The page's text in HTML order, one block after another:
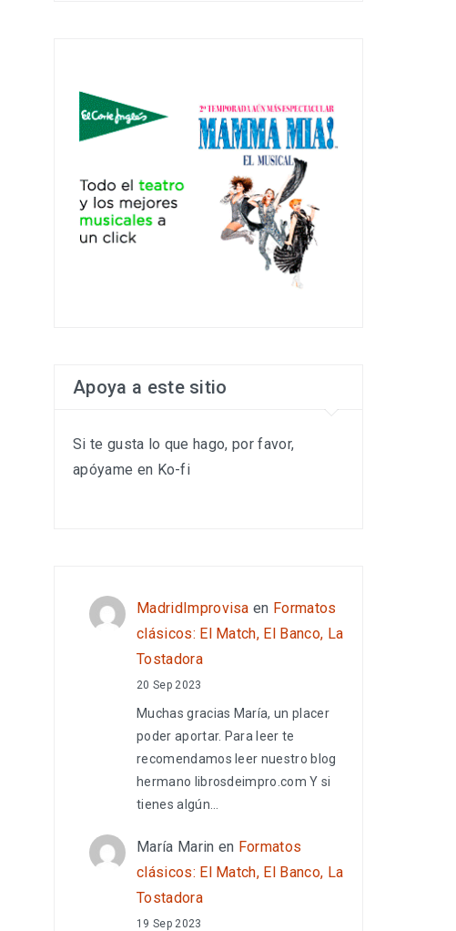
Apoya a este sitio
Si te gusta lo que hago, por favor,
apóyame en Ko-fi
MadridImprovisa en Formatos
clásicos: El Match, El Banco, La
Tostadora
20 Sep 2023
Muchas gracias María, un placer
poder aportar. Para leer te
recomendamos leer nuestro blog
hermano librosdeimpro.com Y si
tienes algún…
María Marin en Formatos
clásicos: El Match, El Banco, La
Tostadora
19 Sep 2023